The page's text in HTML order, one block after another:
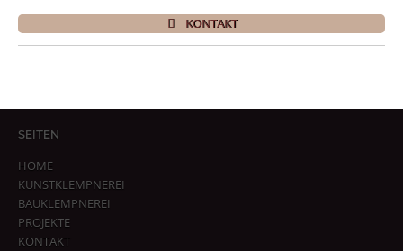
KONTAKT
SEITEN
HOME
KUNSTKLEMPNEREI
BAUKLEMPNEREI
PROJEKTE
KONTAKT